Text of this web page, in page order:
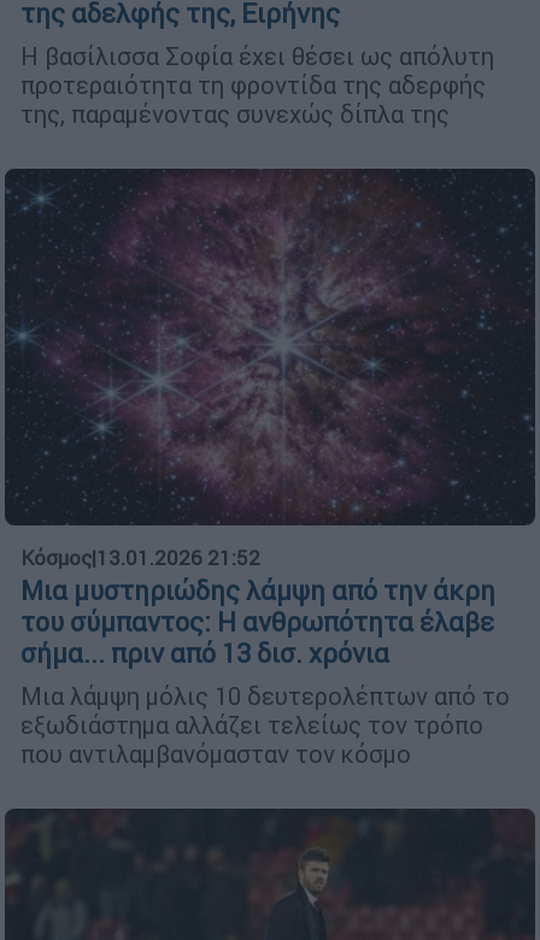
της αδελφής της, Ειρήνης
Η βασίλισσα Σοφία έχει θέσει ως απόλυτη
προτεραιότητα τη φροντίδα της αδερφής
της, παραμένοντας συνεχώς δίπλα της
Κόσμος|13.01.2026 21:52
Μια μυστηριώδης λάμψη από την άκρη
του σύμπαντος: Η ανθρωπότητα έλαβε
σήμα... πριν από 13 δισ. χρόνια
Μια λάμψη μόλις 10 δευτερολέπτων από το
εξωδιάστημα αλλάζει τελείως τον τρόπο
που αντιλαμβανόμασταν τον κόσμο